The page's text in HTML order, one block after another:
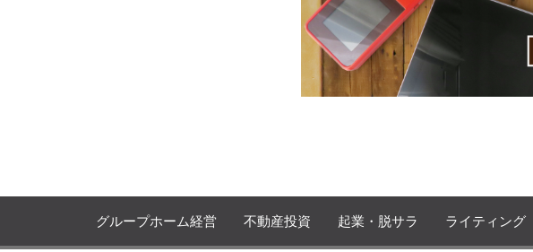
おりーのビジブロ！
プロモコンサル下居孝之のブログです。コンサ
グループホーム経営 不動産投資 起業・脱サラ ライティング